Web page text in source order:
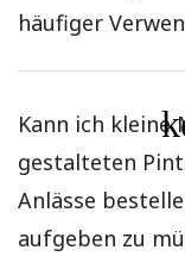
häufiger
Kann ich kleine
gestalteten
Anlässe
aufgeben zu